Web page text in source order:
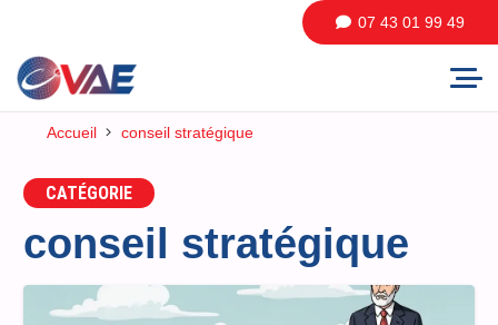
07 43 01 99 49
Accueil conseil stratégique
CATÉGORIE
conseil stratégique